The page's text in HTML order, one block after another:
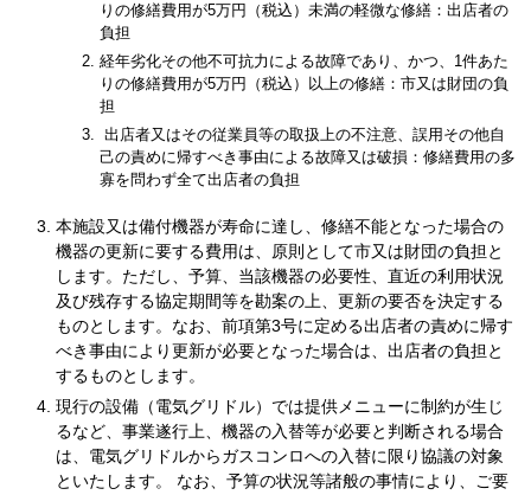
りの修繕費用が5万円（税込）未満の軽微な修繕：出店者の
負担
経年劣化その他不可抗力による故障であり、かつ、1件あた
りの修繕費用が5万円（税込）以上の修繕：市又は財団の負
担
出店者又はその従業員等の取扱上の不注意、誤用その他自
己の責めに帰すべき事由による故障又は破損：修繕費用の多
寡を問わず全て出店者の負担
本施設又は備付機器が寿命に達し、修繕不能となった場合の
機器の更新に要する費用は、原則として市又は財団の負担と
します。ただし、予算、当該機器の必要性、直近の利用状況
及び残存する協定期間等を勘案の上、更新の要否を決定する
ものとします。なお、前項第3号に定める出店者の責めに帰す
べき事由により更新が必要となった場合は、出店者の負担と
するものとします。
現行の設備（電気グリドル）では提供メニューに制約が生じ
るなど、事業遂行上、機器の入替等が必要と判断される場合
は、電気グリドルからガスコンロへの入替に限り協議の対象
といたします。 なお、予算の状況等諸般の事情により、ご要